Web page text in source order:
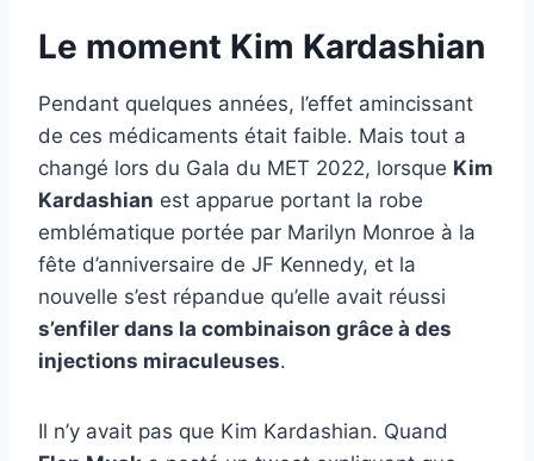
Le moment Kim Kardashian
Pendant quelques années, l’effet amincissant
de ces médicaments était faible. Mais tout a
changé lors du Gala du MET 2022, lorsque Kim
Kardashian est apparue portant la robe
emblématique portée par Marilyn Monroe à la
fête d’anniversaire de JF Kennedy, et la
nouvelle s’est répandue qu’elle avait réussi
s’enfiler dans la combinaison grâce à des
injections miraculeuses.
Il n’y avait pas que Kim Kardashian. Quand